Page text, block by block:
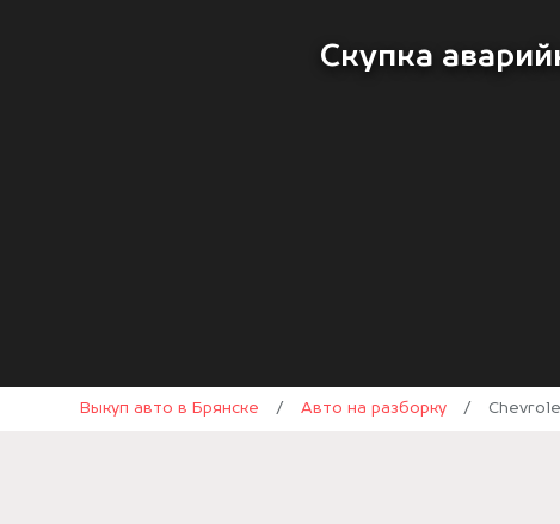
Скупка
Выкуп авто в Брянске / Авто на разборку /